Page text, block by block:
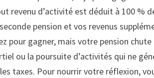
revenu d’activité est déduit à 100 %
pension et vos revenus
pour gagner, mais votre pension
ou la poursuite d’activités qui ne
taxes. Pour nourrir votre réflexion,